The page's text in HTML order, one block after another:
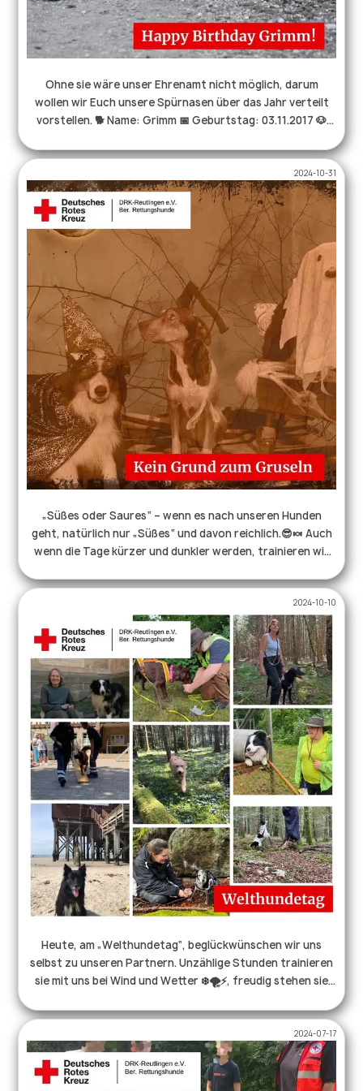
Ohne sie wäre unser Ehrenamt nicht möglich, darum
wollen wir Euch unsere Spürnasen über das Jahr verteilt
vorstellen. 🐕 Name: Grimm 📅 Geburtstag: 03.11.2017 🐶
Anzeige: Freiverweiser 🧍🏻‍♀Hundeführer: René 🎁
Lieblingsbelohnung: Jede Menge Würstchen und ein Spiel
mit René Noch mehr Infos über uns und unsere Arbeit
findet ihr auf unserer Homepage unter https://rhs-
reutlingen.de. . . . #rettungshundestaffel #drk
#hundeleben #hundeliebe #aussiesofinstagram
#ehrenamtistehrensache #happybirthday
2024-10-31
„Süßes oder Saures“ – wenn es nach unseren Hunden
geht, natürlich nur „Süßes“ und davon reichlich.😎🍬 Auch
wenn die Tage kürzer und dunkler werden, trainieren wir
schließlich finden unsere Einsätze überwiegend nachts
Hundeführer mal zu wenig Kekse eingepackt hat.😜 Wir
wünschen euch allen einen schönen Feiertag morgen! . . .
#rettungshundestaffel #drk #ehrenamt #247
#hundeleben #hundmitjob #rettungshund
2024-10-10
Heute, am „Welthundetag“, beglückwünschen wir uns
selbst zu unseren Partnern. Unzählige Stunden trainieren
sie mit uns bei Wind und Wetter ❄️🌪️⚡️, freudig stehen sie
laufen sie ins Dunkle und Unbekannte. All das, damit wir im
Ernstfall schnell Hilfe leisten können. Unsere Hunde sind
Familie, Begleiter, Freunde und Teammitglieder, wir sind
dankbar für jeden einzelnen von ihnen.♥️🐕 . . .
2024-07-17